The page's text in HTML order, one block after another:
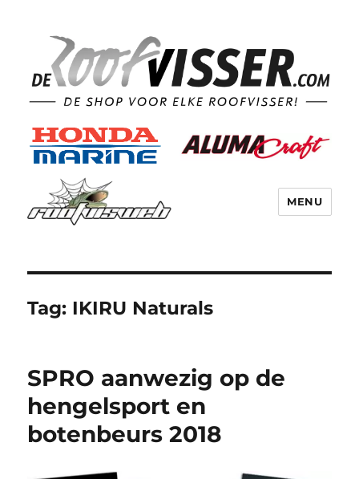
MENU
Tag: IKIRU Naturals
SPRO aanwezig op de
hengelsport en
botenbeurs 2018